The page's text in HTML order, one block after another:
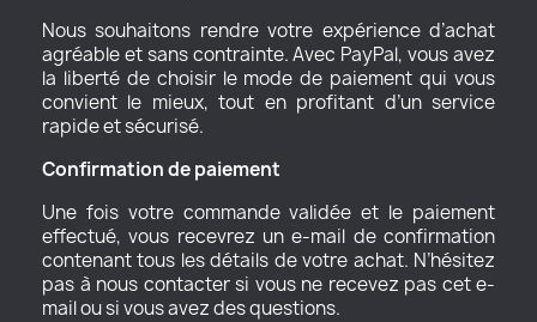
Nous souhaitons rendre votre expérience d’achat
agréable et sans contrainte. Avec PayPal, vous avez
la liberté de choisir le mode de paiement qui vous
convient le mieux, tout en profitant d’un service
rapide et sécurisé.
Confirmation de paiement
Une fois votre commande validée et le paiement
effectué, vous recevrez un e-mail de confirmation
contenant tous les détails de votre achat. N’hésitez
pas à nous contacter si vous ne recevez pas cet e-
mail ou si vous avez des questions.